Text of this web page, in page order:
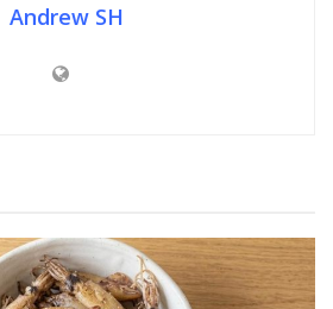
Andrew SH